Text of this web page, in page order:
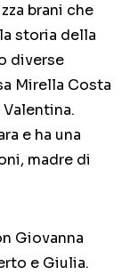
brani che
storia della
diverse
Mirella Costa
e ha una
madre di
Giovanna
e Giulia.